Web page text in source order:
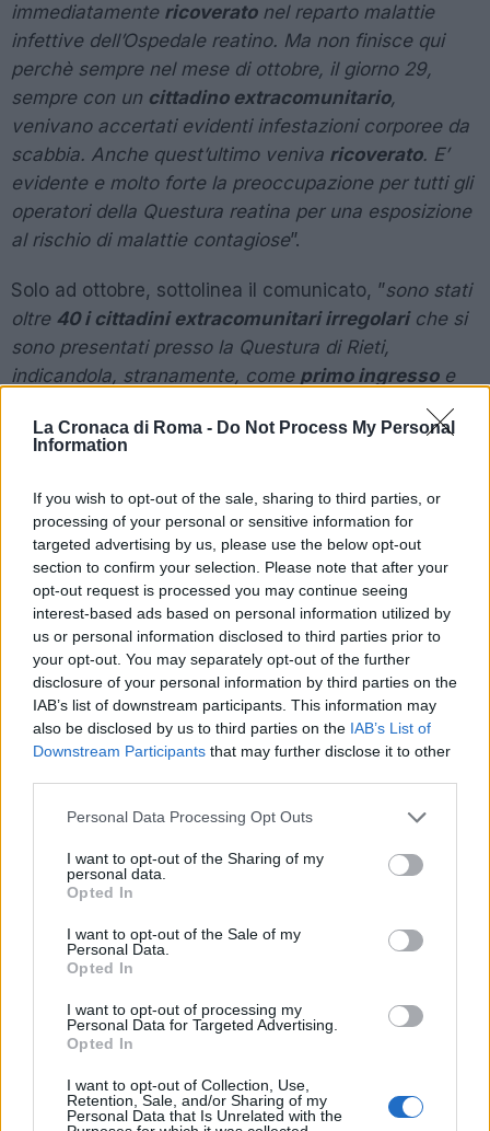
La Cronaca di Roma - Do Not Process My Personal
Information
If you wish to opt-out of the sale, sharing to third parties, or
processing of your personal or sensitive information for
targeted advertising by us, please use the below opt-out
section to confirm your selection. Please note that after your
opt-out request is processed you may continue seeing
interest-based ads based on personal information utilized by
us or personal information disclosed to third parties prior to
your opt-out. You may separately opt-out of the further
disclosure of your personal information by third parties on the
IAB’s list of downstream participants. This information may
also be disclosed by us to third parties on the IAB’s List of
Downstream Participants that may further disclose it to other
Please note that this website/app uses one or more Google
not limited to your visit or usage behaviour. You may click to
grant or deny consent to Google and its third-party tags to
use your data for below specified purposes in below Google
consent section.
Personal Data Processing Opt Outs
I want to opt-out of the Sharing of my
personal data.
Opted In
I want to opt-out of the Sale of my
Personal Data.
Opted In
I want to opt-out of processing my
Personal Data for Targeted Advertising.
Opted In
I want to opt-out of Collection, Use,
Retention, Sale, and/or Sharing of my
Personal Data that Is Unrelated with the
immediatamente ricoveratonel reparto malattie
infettive dell’Ospedale reatino. Ma non finisce qui
perchè sempre nel mese di ottobre, il giorno 29,
sempre con un cittadino extracomunitario,
venivano accertati evidenti infestazioni corporee da
scabbia. Anche quest’ultimo veniva ricoverato. E’
evidente e molto forte la preoccupazione per tutti gli
operatori della Questura reatina per una esposizione
al rischio di malattie contagiose”.
Solo ad ottobre, sottolinea il comunicato, ”sono stati
oltre 40 i cittadini extracomunitari irregolariche si
sono presentati presso la Questura di Rieti,
indicandola, stranamente, come primo ingressoe
protezione internazionale”. Stranieri, precisa il
altri paesi europei hanno rigettato le istanze di
riconoscimento della tutela.Gli stranieri che
accedono agli uffici della Questura di Rieti,
dichiarano il loro primo ingresso in città risultando
privi di qualsiasi controllo sanitarioai fini della
individuazione di patologie contagiose”.
POTREBBE INTERESSARTI
Ocean Viking sbarcherà a Porto
6 anni fa
MIGRANTI Intercettazioni choc
di Luca Casarini: “Festeggiamo
critica “l’immobilismo della dirigenza della Questura
di Rieti perchè dopo aver sollevato il grave problema,
atto la benchè minima salvaguardia per la salute del